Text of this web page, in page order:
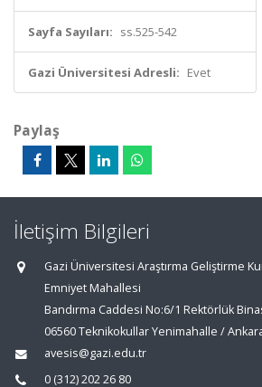
Sayfa Sayıları: ss.525-542
Gazi Üniversitesi Adresli: Evet
Paylaş
İletişim Bilgileri
Gazi Üniversitesi Araştırma Geliştirme
Emniyet Mahallesi
Bandırma Caddesi No:6/1 Rektörlük
06560 Teknikokullar Yenimahalle /
avesis@gazi.edu.tr
0 (312) 202 26 80